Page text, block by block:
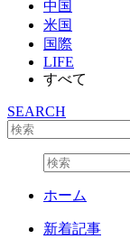
中国
米国
国際
LIFE
すべて
SEARCH
ホーム
新着記事